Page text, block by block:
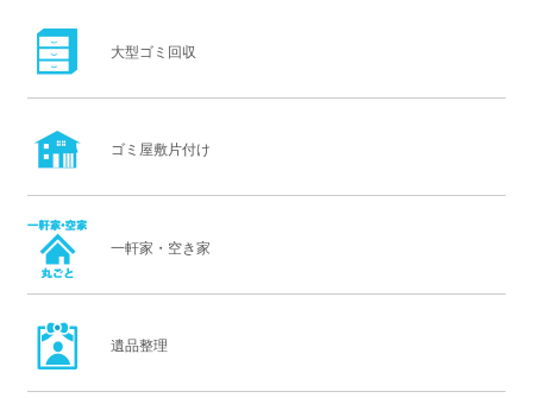
大型ゴミ回収
ゴミ屋敷片付け
一軒家・空き家
遺品整理